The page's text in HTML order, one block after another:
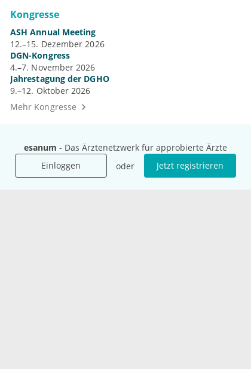
esanum - Das Ärztenetzwerk für approbierte Ärzte
Einloggen
oder Jetzt registrieren
Kongresse
ASH Annual Meeting
12.–15. Dezember 2026
DGN-Kongress
4.–7. November 2026
Jahrestagung der DGHO
9.–12. Oktober 2026
Mehr Kongresse